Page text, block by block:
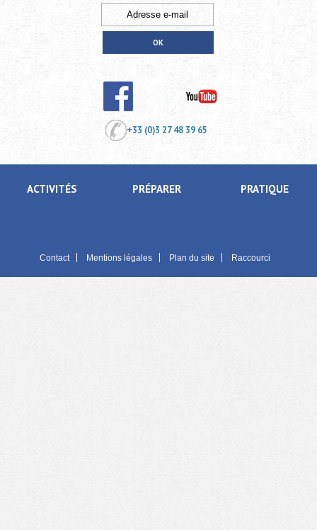
+33 (0)3 27 48 39 65
ACTIVITÉS PRÉPARER PRATIQUE
Contact Mentions légales Plan du site Raccourci